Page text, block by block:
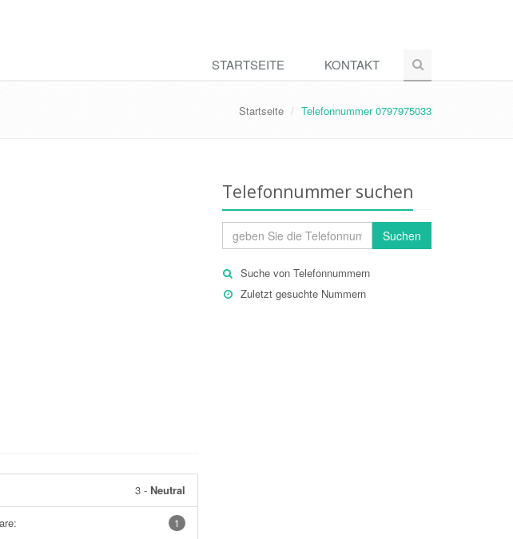
STARTSEITE KONTAKT
Startseite Telefonnummer 0797975033
3- Neutral
1
Telefonnummer suchen
Suchen
Suche von Telefonnummern
Zuletzt gesuchte Nummern